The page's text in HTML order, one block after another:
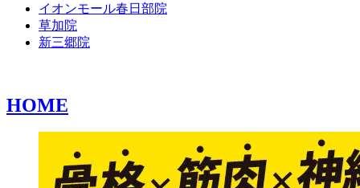
イオンモール春日部院
草加院
新三郷院
HOME